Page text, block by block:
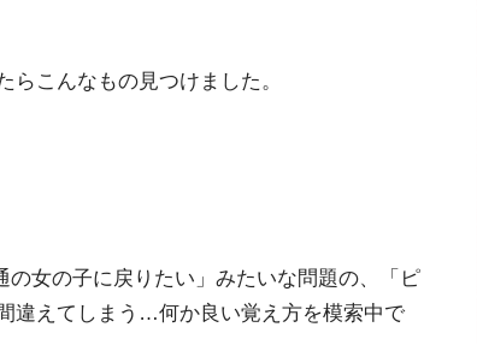
こんなもの見つけました。
の女の子に戻りたい」みたいな問題の、「ピ
違えてしまう…何か良い覚え方を模索中で